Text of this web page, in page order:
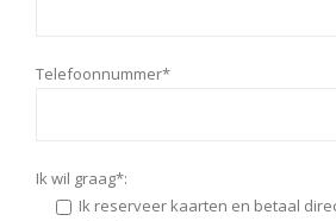
Telefoonnummer*
Ik wil graag*:
Ik reserveer kaarten en betaal